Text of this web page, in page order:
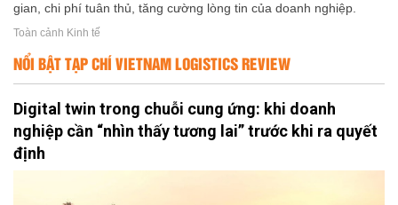
gian, chi phí tuân thủ, tăng cường lòng tin của doanh nghiệp.
Toàn cảnh Kinh tế
NỔI BẬT TẠP CHÍ VIETNAM LOGISTICS REVIEW
Digital twin trong chuỗi cung ứng: khi doanh
nghiệp cần “nhìn thấy tương lai” trước khi ra quyết
định